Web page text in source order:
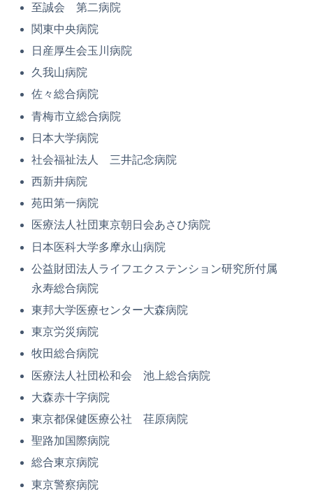
至誠会 第二病院
関東中央病院
日産厚生会玉川病院
久我山病院
佐々総合病院
青梅市立総合病院
日本大学病院
社会福祉法人 三井記念病院
西新井病院
苑田第一病院
医療法人社団東京朝日会あさひ病院
日本医科大学多摩永山病院
公益財団法人ライフエクステンション研究所付属
永寿総合病院
東邦大学医療センター大森病院
東京労災病院
牧田総合病院
医療法人社団松和会 池上総合病院
大森赤十字病院
東京都保健医療公社 荏原病院
聖路加国際病院
総合東京病院
東京警察病院